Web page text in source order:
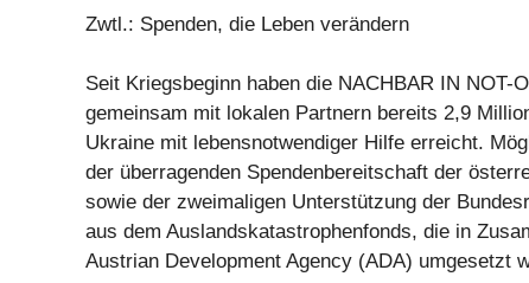
Zwtl.: Spenden, die Leben verändern
Seit Kriegsbeginn haben die NACHBAR IN NOT-
gemeinsam mit lokalen Partnern bereits 2,9
Ukraine mit lebensnotwendiger Hilfe erreicht.
der überragenden Spendenbereitschaft der
sowie der zweimaligen Unterstützung der
aus dem Auslandskatastrophenfonds, die in
Austrian Development Agency (ADA) umgesetzt